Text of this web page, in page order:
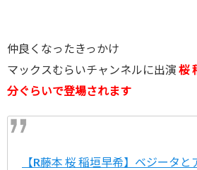
仲良くなったきっかけ
マックスむらいチャンネルに出演 桜
分ぐらいで登場されます
【R藤本 桜 稲垣早希】ベジータ